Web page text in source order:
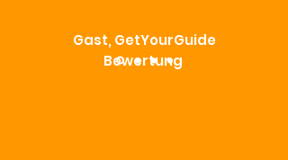
Gast, GetYourGuide
Bewertung